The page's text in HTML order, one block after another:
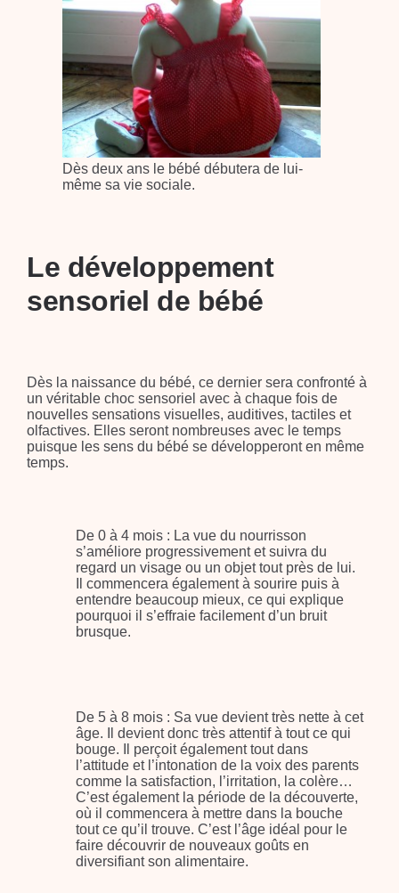
Dès deux ans le bébé débutera de lui-
même sa vie sociale.
Le développement
sensoriel de bébé
Dès la naissance du bébé, ce dernier sera confronté à
un véritable choc sensoriel avec à chaque fois de
nouvelles sensations visuelles, auditives, tactiles et
olfactives. Elles seront nombreuses avec le temps
puisque les sens du bébé se développeront en même
temps.
De 0 à 4 mois : La vue du nourrisson
s’améliore progressivement et suivra du
regard un visage ou un objet tout près de lui.
Il commencera également à sourire puis à
entendre beaucoup mieux, ce qui explique
pourquoi il s’effraie facilement d’un bruit
brusque.
De 5 à 8 mois : Sa vue devient très nette à cet
âge. Il devient donc très attentif à tout ce qui
bouge. Il perçoit également tout dans
l’attitude et l’intonation de la voix des parents
comme la satisfaction, l’irritation, la colère…
C’est également la période de la découverte,
où il commencera à mettre dans la bouche
tout ce qu’il trouve. C’est l’âge idéal pour le
faire découvrir de nouveaux goûts en
diversifiant son alimentaire.